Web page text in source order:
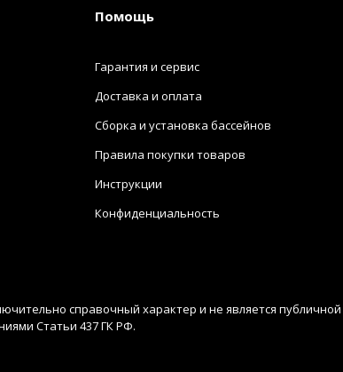
Помощь
Гарантия и сервис
Доставка и оплата
Сборка и установка бассейнов
Правила покупки товаров
Инструкции
Конфиденциальность
справочный характер и не является публичной
Статьи 437 ГК РФ.